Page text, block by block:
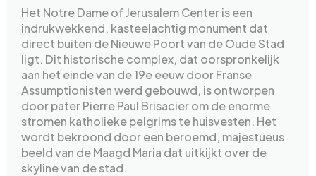
Het Notre Dame of Jerusalem Center is een
indrukwekkend, kasteelachtig monument dat
direct buiten de Nieuwe Poort van de Oude Stad
ligt. Dit historische complex, dat oorspronkelijk
aan het einde van de 19e eeuw door Franse
Assumptionisten werd gebouwd, is ontworpen
door pater Pierre Paul Brisacier om de enorme
stromen katholieke pelgrims te huisvesten. Het
wordt bekroond door een beroemd, majestueus
beeld van de Maagd Maria dat uitkijkt over de
skyline van de stad.